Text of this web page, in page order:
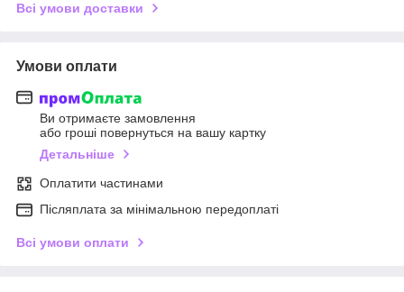
Всі умови доставки
Умови оплати
Ви отримаєте замовлення
або гроші повернуться на вашу картку
Детальніше
Оплатити частинами
Післяплата за мінімальною передоплаті
Всі умови оплати